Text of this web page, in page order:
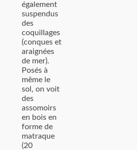
également
suspendus
des
coquillages
(conques et
araignées
de mer).
Posés à
même le
sol, on voit
des
assomoirs
en bois en
forme de
matraque
(20